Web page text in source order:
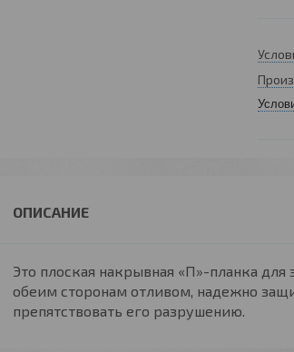
Это плоская накрывная «П»-планка
обеим сторонам отливом, надежно
препятствовать его разрушению.